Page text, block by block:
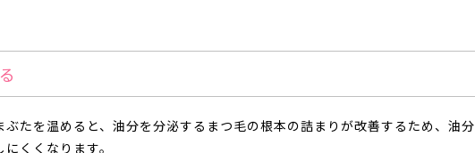
ぶたを温めると、油分を分泌するまつ毛の根本の詰まりが改善するため、油
くくなります。